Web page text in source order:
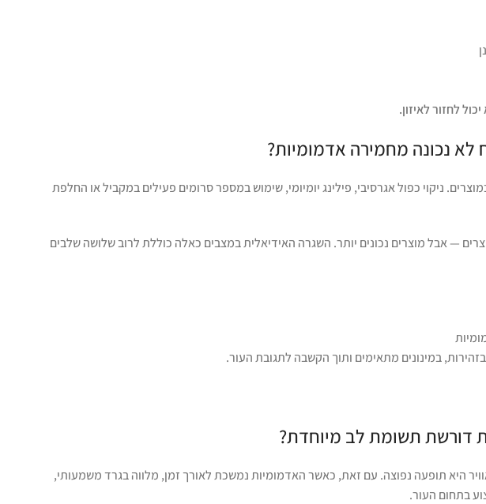
לחזור לאיזון.
לא נכונה מחמירה אדמומיות?
ניקוי כפול אגרסיבי, פילינג יומיומי, שימוש במספר סרומים פעילים במקביל או החלפת
— אבל מוצרים נכונים יותר. השגרה האידיאלית במצבים כאלה כוללת לרוב שלושה שלבים
במינונים מתאימים ותוך הקשבה לתגובת העור.
דורשת תשומת לב מיוחדת?
היא תופעה נפוצה. עם זאת, כאשר האדמומיות נמשכת לאורך זמן, מלווה בגרד משמעותי,
בתחום העור.